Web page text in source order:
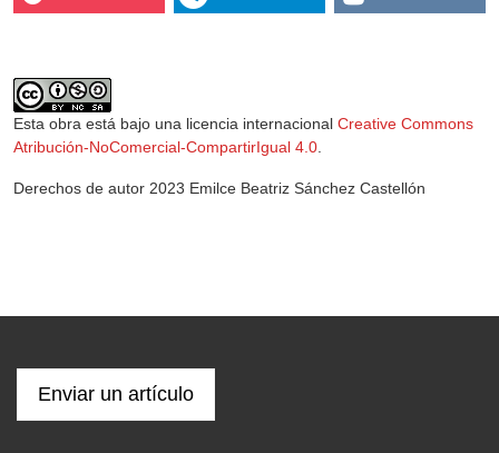
Esta obra está bajo una licencia internacional Creative Commons
Atribución-NoComercial-CompartirIgual 4.0.
Derechos de autor 2023 Emilce Beatriz Sánchez Castellón
Enviar un artículo